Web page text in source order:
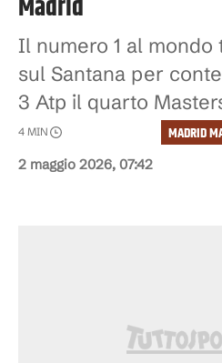
Madrid
Il numero 1 al mondo
sul Santana per
3 Atp il quarto
2 maggio 2026, 07:42
4 MIN MADRID